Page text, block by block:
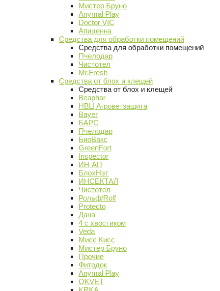
Мистер Бруно
Anymal Play
Doctor VIC
Апиценна
Средства для обработки помещений
Средства для обработки помещений
Пчелодар
Чистотел
Mr.Fresh
Средства от блох и клещей
Средства от блох и клещей
Beaphar
НВЦ Агроветзащита
Bayer
БАРС
Пчелодар
БиоВакс
GreenFort
Inspector
ИН-АП
БлохНэт
ИНСЕКТАЛ
Чистотел
Рольф/Rolf
Protecto
Дана
4 с хвостиком
Veda
Мисс Кисс
Мистер Бруно
Прочие
Фитодок
Anymal Play
OKVET